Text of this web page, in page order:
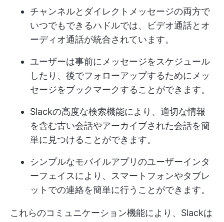
チャンネルとダイレクトメッセージの両方で
いつでもできるハドルでは、ビデオ通話とオ
ーディオ通話が統合されています。
ユーザーは事前にメッセージをスケジュール
したり、後でフォローアップするためにメッ
セージをブックマークすることができます。
Slackの高度な検索機能により、適切な情報
を含む古い会話やアーカイブされた会話を簡
単に見つけることができます。
シンプルなモバイルアプリのユーザーインタ
ーフェイスにより、スマートフォンやタブレ
ットでの連絡を簡単に行うことができます。
これらのコミュニケーション機能により、Slackは